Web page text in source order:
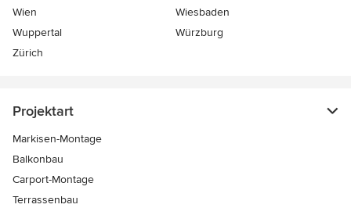
Wien
Wiesbaden
Wuppertal
Würzburg
Zürich
Projektart
Markisen-Montage
Balkonbau
Carport-Montage
Terrassenbau